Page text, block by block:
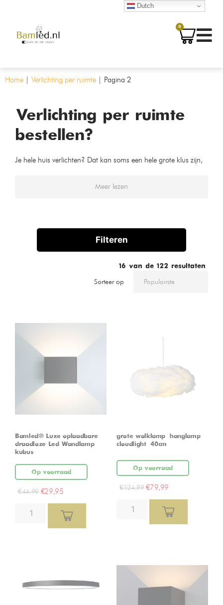
0
Home | Verlichting per ruimte | Pagina 2
Verlichting per ruimte
bestellen?
Je hele huis verlichten? Dat kan soms een hele grote klus zijn,
Meer lezen
Filteren
16 van de 122 resultaten
Sorteer op
Bamled® Luxe oplaadbare
draadloze Led Wandlamp
kubus
Op voorraad
€44,99 €29,95
grote wolklamp – hanglamp –
cloudlight – 40cm
Op voorraad
€124,99 €79,99
Dutch